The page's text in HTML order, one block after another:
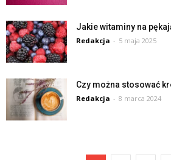
Jakie witaminy na
Redakcja - 5 maja 2025
Czy można stosować
Redakcja - 8 marca 2024